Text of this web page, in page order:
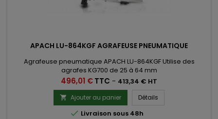
APACH LU-864KGF AGRAFEUSE PNEUMATIQUE
Agrafeuse pneumatique APACH LU-864KGF Utilise des
agrafes KG700 de 25 à 64 mm
Prix
496,01 €TTC - 413,34 € HT
 Ajouter au panier Détails
 Livraison sous 48h